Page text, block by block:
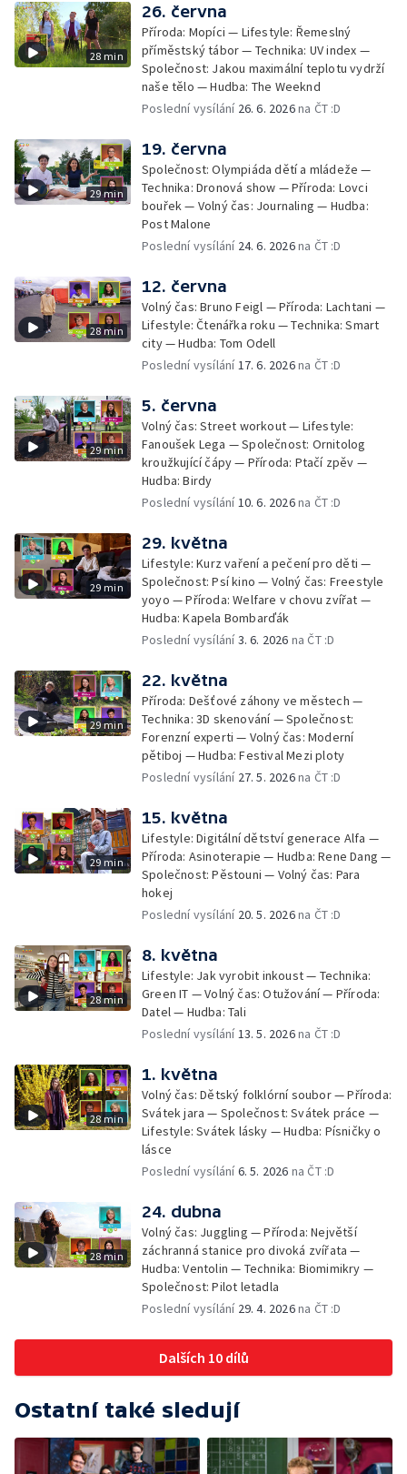
28 min
26. června
Příroda: Mopíci — Lifestyle: Řemeslný
příměstský tábor — Technika: UV index —
Společnost: Jakou maximální teplotu vydrží
naše tělo — Hudba: The Weeknd
Poslední vysílání 26. 6. 2026na ČT :D
29 min
19. června
Společnost: Olympiáda dětí a mládeže —
Technika: Dronová show — Příroda: Lovci
bouřek — Volný čas: Journaling — Hudba:
Post Malone
Poslední vysílání 24. 6. 2026na ČT :D
28 min
12. června
Volný čas: Bruno Feigl — Příroda: Lachtani —
Lifestyle: Čtenářka roku — Technika: Smart
city — Hudba: Tom Odell
Poslední vysílání 17. 6. 2026na ČT :D
29 min
5. června
Volný čas: Street workout — Lifestyle:
Fanoušek Lega — Společnost: Ornitolog
kroužkující čápy — Příroda: Ptačí zpěv —
Hudba: Birdy
Poslední vysílání 10. 6. 2026na ČT :D
29 min
29. května
Lifestyle: Kurz vaření a pečení pro děti —
Společnost: Psí kino — Volný čas: Freestyle
yoyo — Příroda: Welfare v chovu zvířat —
Hudba: Kapela Bombarďák
Poslední vysílání3. 6. 2026 na ČT :D
29 min
22. května
Příroda: Dešťové záhony ve městech —
Technika: 3D skenování — Společnost:
Forenzní experti — Volný čas: Moderní
pětiboj — Hudba: Festival Mezi ploty
Poslední vysílání 27. 5. 2026na ČT :D
29 min
15. května
Lifestyle: Digitální dětství generace Alfa —
Příroda: Asinoterapie — Hudba: Rene Dang —
Společnost: Pěstouni — Volný čas: Para
hokej
Poslední vysílání 20. 5. 2026na ČT :D
28 min
8. května
Lifestyle: Jak vyrobit inkoust — Technika:
Green IT — Volný čas: Otužování — Příroda:
Datel — Hudba: Tali
Poslední vysílání 13. 5. 2026na ČT :D
28 min
1. května
Volný čas: Dětský folklórní soubor — Příroda:
Svátek jara — Společnost: Svátek práce —
Lifestyle: Svátek lásky — Hudba: Písničky o
lásce
Poslední vysílání6. 5. 2026 na ČT :D
28 min
24. dubna
Volný čas: Juggling — Příroda: Největší
záchranná stanice pro divoká zvířata —
Hudba: Ventolin — Technika: Biomimikry —
Společnost: Pilot letadla
Poslední vysílání 29. 4. 2026na ČT :D
Dalších 10 dílů
Ostatní také sledují